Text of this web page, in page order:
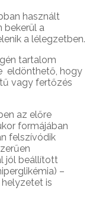
használt
bekerül a
a lélegzetben.
tartalom
eldönthető, hogy
vagy fertőzés
az előre
formájában
felszívódik
jól beállított
–
is